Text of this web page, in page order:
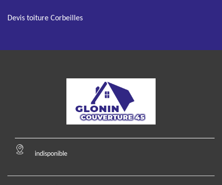
Devis toiture Corbeilles
indisponible